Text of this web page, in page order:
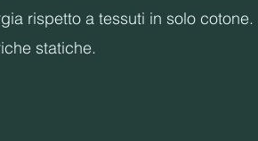
rispetto a tessuti in solo cotone.
statiche.